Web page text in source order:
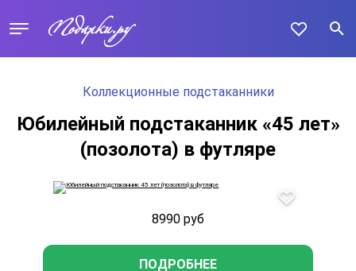
Коллекционные подстаканники
Юбилейный подстаканник «45 лет»
(позолота) в футляре
8990 руб
ПОДРОБНЕЕ